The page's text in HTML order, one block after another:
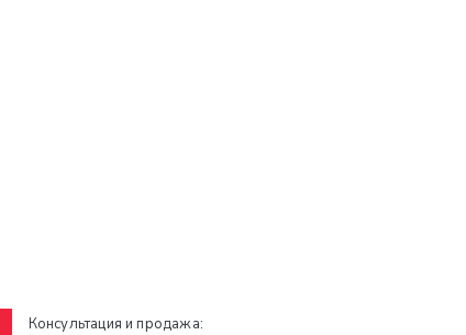
Консультация и продажа: